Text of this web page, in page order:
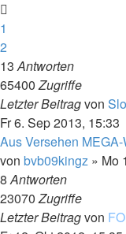
1
2
13Antworten
65400Zugriffe
Letzter Beitragvon
Fr 6. Sep 2013, 15:33
Aus Versehen
von bvb09kingz » Mo
8Antworten
23070Zugriffe
Letzter Beitragvon